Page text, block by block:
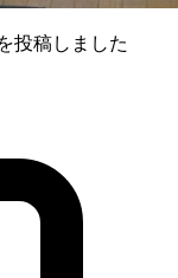
投稿しました